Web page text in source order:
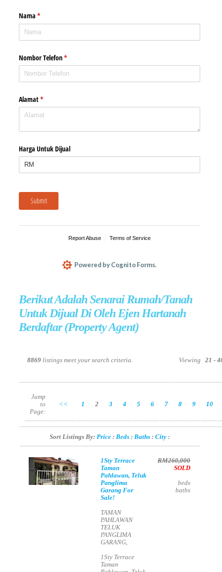
Berikut Adalah Senarai Rumah/Tanah
Untuk Dijual Di Oleh Ejen Hartanah
Berdaftar (Property Agent)
8869listings meet your search criteria. Viewing 21 -
Jump
to
Page:
<< 1 2 3 4 5 6 7 8 9 10
Sort Listings By: Price : Beds : Baths : City :
1Sty Terrace
Taman
Pahlawan, Teluk
Panglima
Garang For
Sale!
TAMAN
PAHLAWAN
TELUK
PANGLIMA
GARANG,
1Sty Terrace
Taman
RM260,000
SOLD
beds
baths